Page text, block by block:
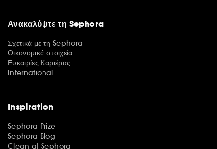
Ανακαλύψτε τη Sephora
Σχετικά με τη Sephora
Οικονομικά στοιχεία
Ευκαιρίες Καριέρας
International
Inspiration
Sephora Prize
Sephora Blog
Clean at Sephora